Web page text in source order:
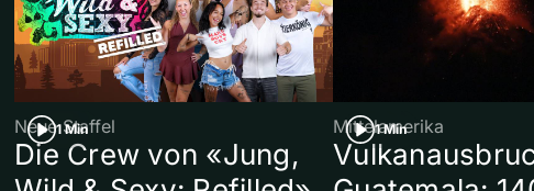
1 Min
Neue Staffel
Die Crew von «Jung,
1 Min
Mittelamerika